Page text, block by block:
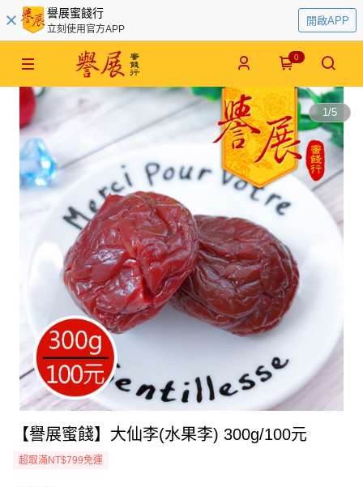
譽展蜜餞行
立刻使用官方APP
開啟APP
0
1/5
【譽展蜜餞】大仙李(水果李) 300g/100元
超取滿NT$799免運